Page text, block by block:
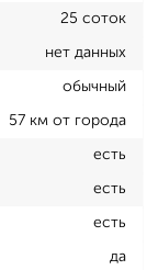
25 соток
нет данных
обычный
57 км от города
есть
есть
есть
да